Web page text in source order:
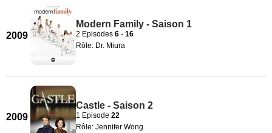
2009
Modern Family - Saison 1
2 Episodes 6 - 16
Rôle: Dr. Miura
2009
Castle - Saison 2
1 Episode 22
Rôle: Jennifer Wong